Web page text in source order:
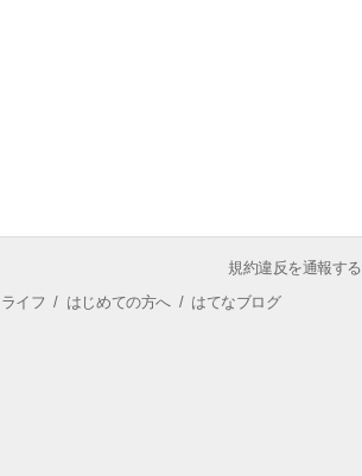
規約違反を通報する
イフ / はじめての方へ/ はてなブログ